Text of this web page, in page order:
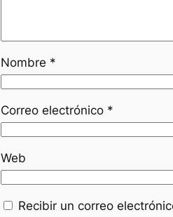
Nombre *
Correo electrónico *
Web
Recibir un correo